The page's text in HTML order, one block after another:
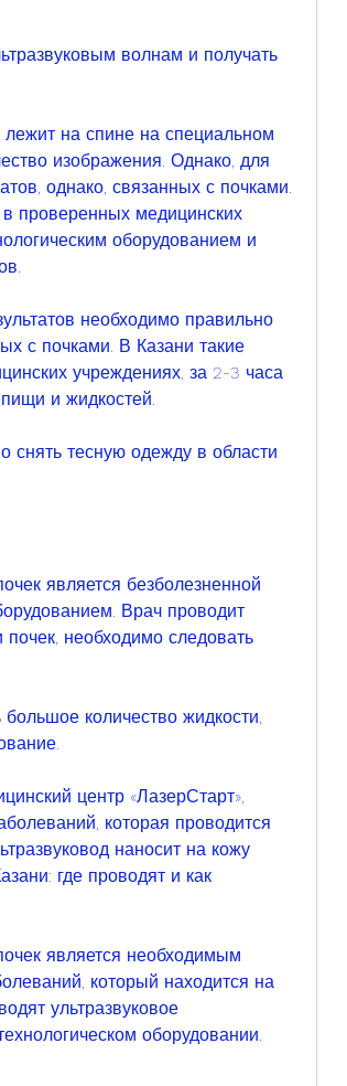
на спине на специальном
изображения. Однако, для
однако, связанных с почками.
проверенных медицинских
оборудованием и
необходимо правильно
с почками. В Казани такие
учреждениях, за 2-3 часа
и жидкостей.
снять тесную одежду в области
является безболезненной
Врач проводит
почек, необходимо следовать
количество жидкости,
центр «ЛазерСтарт»,
которая проводится
наносит на кожу
где проводят и как
является необходимым
который находится на
ультразвуковое
оборудовании.